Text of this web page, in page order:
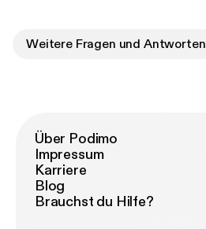
Weitere Fragen und Antworten
Über Podimo
Impressum
Karriere
Blog
Brauchst du Hilfe?